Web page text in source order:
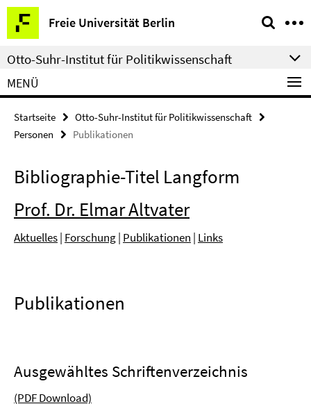
Springe
direkt
zu
Inhalt
Freie Universität Berlin
Service-
Navigation
Otto-Suhr-Institut für Politikwissenschaft
MENÜ
Startseite
Otto-Suhr-Institut für Politikwissenschaft
Personen
Publikationen
Bibliographie-Titel Langform
Prof. Dr. Elmar Altvater
Aktuelles| Forschung| Publikationen | Links
Publikationen
Ausgewähltes Schriftenverzeichnis
(PDF Download)